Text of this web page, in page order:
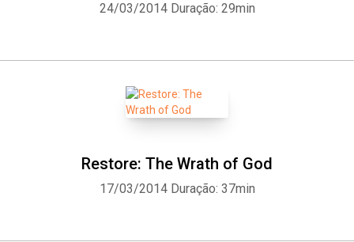
24/03/2014 Duração: 29min
Restore: The Wrath of God
17/03/2014 Duração: 37min